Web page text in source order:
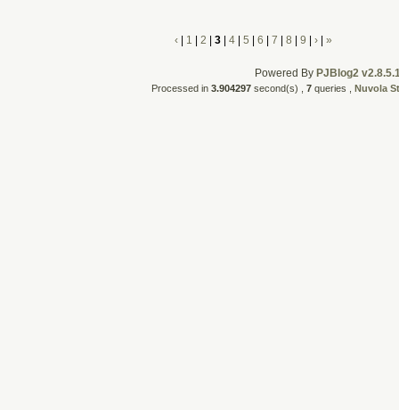
‹ 1 2 3 4 5 6 7 8 9 › »
Powered By PJBlog2
Processed in 3.904297 second(s) , 7 queries , Nuvola